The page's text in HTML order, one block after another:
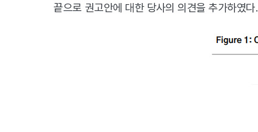
끝으로 권고안에 대한 당사의 의견을 추가하였다.